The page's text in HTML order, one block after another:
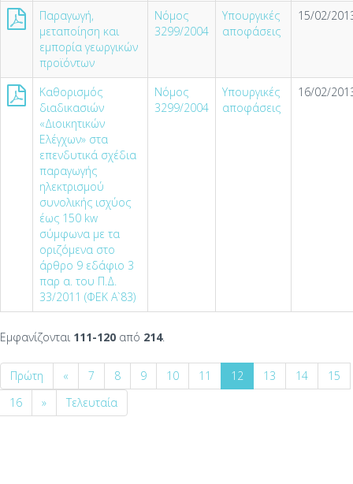
Παραγωγή,
μεταποίηση και
εμπορία γεωργικών
προϊόντων
Νόμος
3299/2004
Υπουργικές
αποφάσεις
15/02/
Καθορισμός
διαδικασιών
«Διοικητικών
Ελέγχων» στα
επενδυτικά σχέδια
παραγωγής
ηλεκτρισμού
συνολικής ισχύος
έως 150 kw
σύμφωνα με τα
οριζόμενα στο
άρθρο 9 εδάφιο 3
παρ α. του Π.Δ.
33/2011 (ΦΕΚ Α`83)
Νόμος
3299/2004
Υπουργικές
αποφάσεις
16/02/
Εμφανίζονται 111-120 από 214.
Πρώτη « 7 8 9 10 11 12 13 14
15
16
» Τελευταία